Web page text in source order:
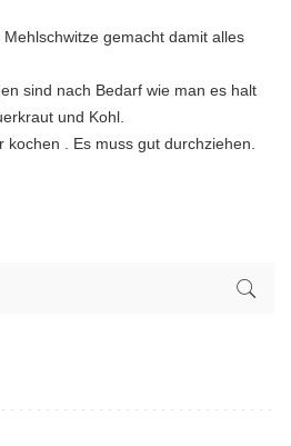
gemacht damit alles
sind nach Bedarf wie man es halt
und Kohl.
kochen . Es muss gut durchziehen.